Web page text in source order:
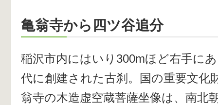
亀翁寺から四ツ谷追分
稲沢市内にはいり300mほど右手に
代に創建された古刹。国の重要文化
翁寺の木造虚空蔵菩薩坐像は、南北